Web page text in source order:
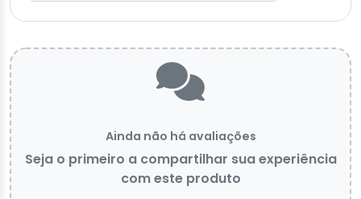
Ainda não há avaliações
Seja o primeiro a compartilhar sua experiência
com este produto